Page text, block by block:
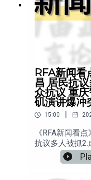
RFA新闻看
昌 居民抗
众抗议 重
矶演讲爆冲
15:00 |
《RFA新闻看
抗议多人被抓
强力驱散3.秋
带走4.保护卫
丽文洛杉矶演